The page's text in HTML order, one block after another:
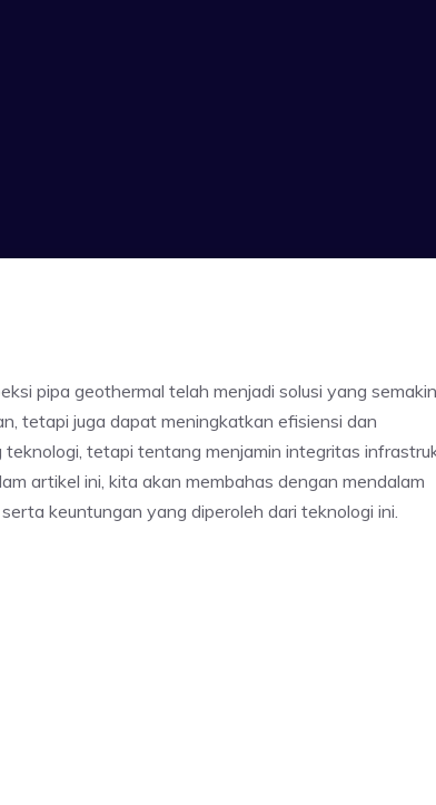
pipa geothermal telah menjadi solusi yang semakin
tetapi juga dapat meningkatkan efisiensi dan
tetapi tentang menjamin integritas
artikel ini, kita akan membahas dengan mendalam
keuntungan yang diperoleh dari teknologi ini.